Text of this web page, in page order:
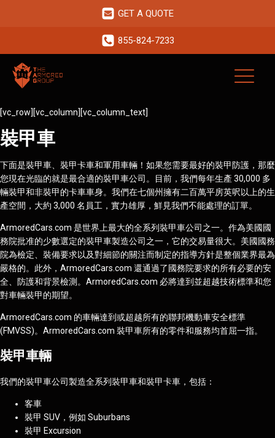
GET A QUOTE
855-824-7233
[vc_row][vc_column][vc_column_text]
裝甲車
下面是裝甲車、裝甲卡車和軍用車輛！如果您需要最好的裝甲防護，那麼
您現在光臨的就是最合適的裝甲車公司。目前，我們每年生產 30,000 多
輛裝甲和非裝甲的卡車車身。我們在七個州擁有二百萬平房英呎以上的生
產空間，大約 3,000 名員工，實力雄厚，鮮見我們不能處理的訂單。
ArmoredCars.com 是世界上最大的全系列裝甲車公司之一。作為美國國
務院批准的少數選定的裝甲車製造公司之一，它的交易量很大。美國國務
院為檢定、裝備要求以及對細節的關注而制定的指導方針是整個業界最為
嚴格的。此外，ArmoredCars.com 還通過了國務院要求的所有必要的安
全、防護和背景檢測。ArmoredCars.com 必將達到並超越技術標準和您
對車輛裝甲的期望。
ArmoredCars.com 的車輛達到或超越所有的聯邦機動車安全標準
(FMVSS)。ArmoredCars.com 裝甲車所有的零件和服務均首屈一指。
裝甲車輛
我們的裝甲車公司製造全系列裝甲車和裝甲卡車，包括：
客車
裝甲 SUV，例如 Suburbans
裝甲 Excursion